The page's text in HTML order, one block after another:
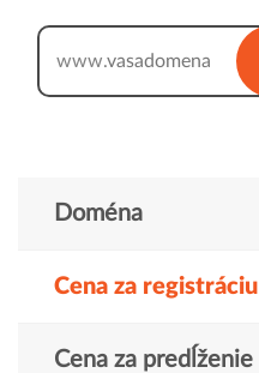
www.
Doména
Cena za
Cena za